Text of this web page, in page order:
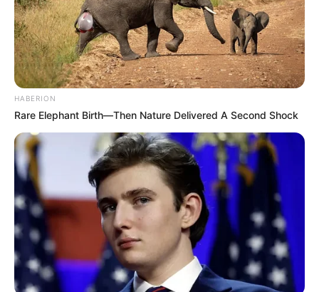
HABERION
Rare Elephant Birth—Then Nature Delivered A Second Shock